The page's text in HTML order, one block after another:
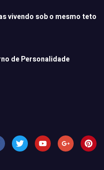
vivendo sob o mesmo teto
de Personalidade